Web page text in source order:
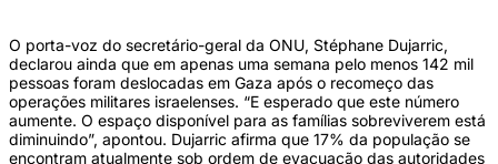
O porta-voz do secretário-geral da ONU, Stéphane Dujarric,
declarou ainda que em apenas uma semana pelo menos 142 mil
pessoas foram deslocadas em Gaza após o recomeço das
operações militares israelenses. “E esperado que este número
aumente. O espaço disponível para as famílias sobreviverem está
diminuindo”, apontou. Dujarric afirma que 17% da população se
encontram atualmente sob ordem de evacuação das autoridades